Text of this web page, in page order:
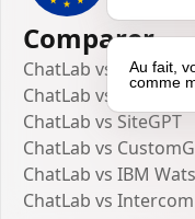
Comparer
ChatLab vs ChatBase
ChatLab vs
ChatLab vs SiteGPT
ChatLab vs
ChatLab vs IBM
ChatLab vs
Au fait,
comme